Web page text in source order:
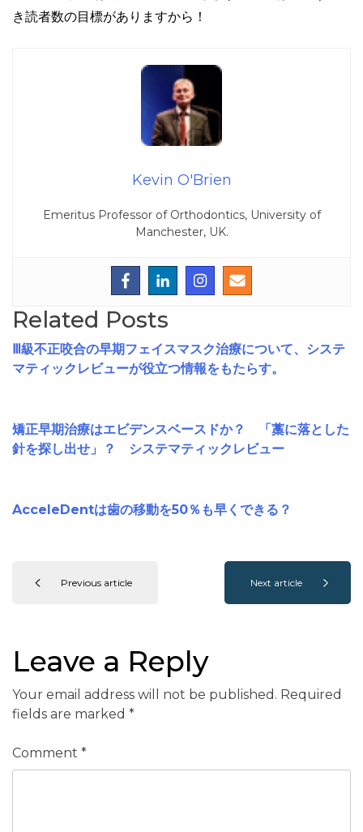
き読者数の目標がありますから！
Kevin O'Brien
Emeritus Professor of Orthodontics, University of
Manchester, UK.
Related Posts
Ⅲ級不正咬合の早期フェイスマスク治療について、システ
マティックレビューが役立つ情報をもたらす。
矯正早期治療はエビデンスベースドか？ 「藁に落とした
針を探し出せ」？ システマティックレビュー
AcceleDentは歯の移動を50％も早くできる？
Previous article Next article
Leave a Reply
Your email address will not be published. Required
fields are marked *
Comment *